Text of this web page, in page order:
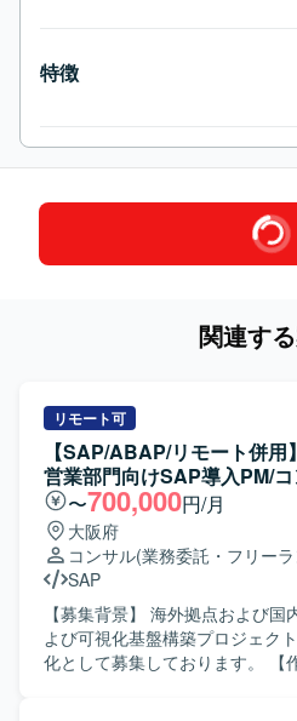
特徴
関連す
リモート可
【SAP/ABAP/リモート併
営業部門向けSAP導入PM/
〜700,000円/月
大阪府
コンサル(業務委託・フリー
SAP
【募集背景】 海外拠点および
よび可視化基盤構築プロジェク
化として募集しております。 【作業内容】 海外拠点（初期